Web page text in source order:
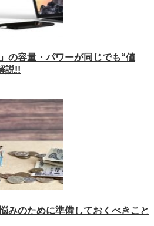
の容量・パワーが同じでも“値
説!!
みのために準備しておくべきこと